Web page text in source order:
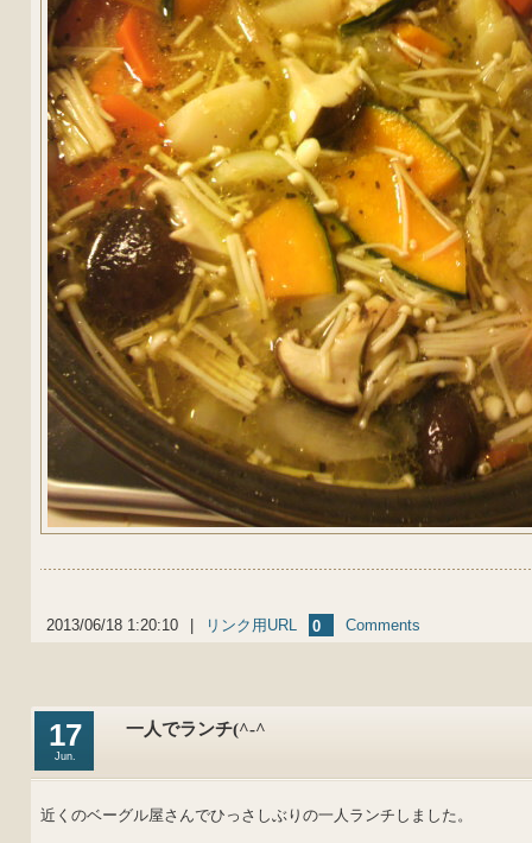
2013/06/18 1:20:10 リンク用URL 0 Comments
17
Jun.
一人でランチ(^-^ゞ
近くのベーグル屋さんでひっさしぶりの一人ランチしました。